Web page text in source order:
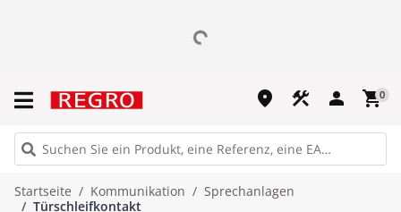
place construction person shopping_cart0
Startseite Kommunikation
Sprechanlagen
Türschleifkontakt